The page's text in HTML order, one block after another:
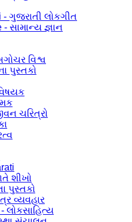
- ગુજરાતી લોકગીત
સામાન્ય જ્ઞાન
વિશ્વ
પુસ્તકો
ચરિત્રો
શીખો
પુસ્તકો
વ્યવહાર
લોકસાહિત્ય